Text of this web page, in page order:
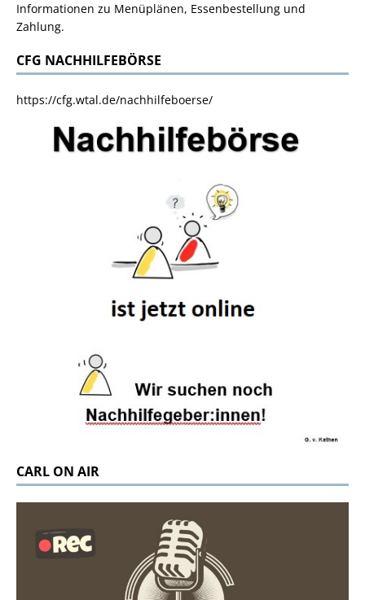
Informationen zu Menüplänen, Essenbestellung und
Zahlung.
CFG NACHHILFEBÖRSE
https://cfg.wtal.de/nachhilfeboerse/
CARL ON AIR